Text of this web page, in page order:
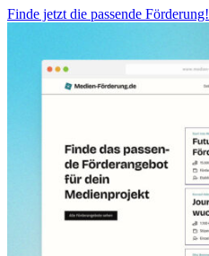
Finde jetzt die passende Förderung!